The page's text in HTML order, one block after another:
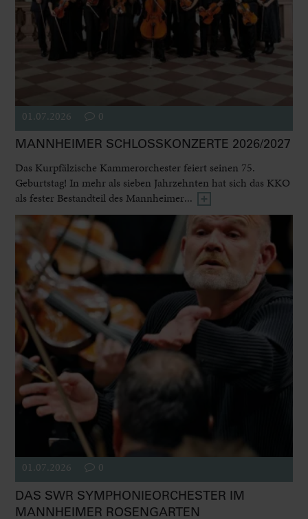
01.07.2026 0
MANNHEIMER SCHLOSSKONZERTE 2026/2027
Das Kurpfälzische Kammerorchester feiert seinen 75.
Geburtstag! In mehr als sieben Jahrzehnten hat sich das KKO
als fester Bestandteil des Mannheimer...
01.07.2026 0
DAS SWR SYMPHONIEORCHESTER IM
MANNHEIMER ROSENGARTEN